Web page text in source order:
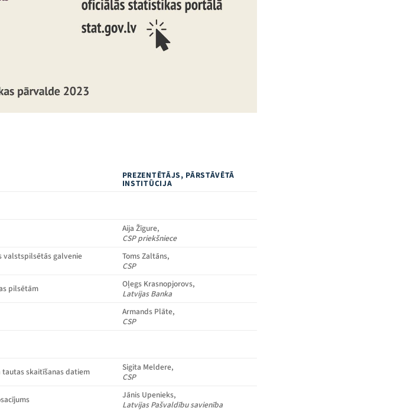
PREZENTĒTĀJS, PĀRSTĀVĒTĀ
INSTITŪCIJA
Aija Žīgure,
CSP priekšniece
valstspilsētās galvenie
Toms Zaltāns,
CSP
pilsētām
Oļegs Krasnopjorovs,
Latvijas Banka
Armands Plāte,
CSP
skaitīšanas datiem
Sigita Meldere,
CSP
Jānis Upenieks,
Latvijas Pašvaldību savienība